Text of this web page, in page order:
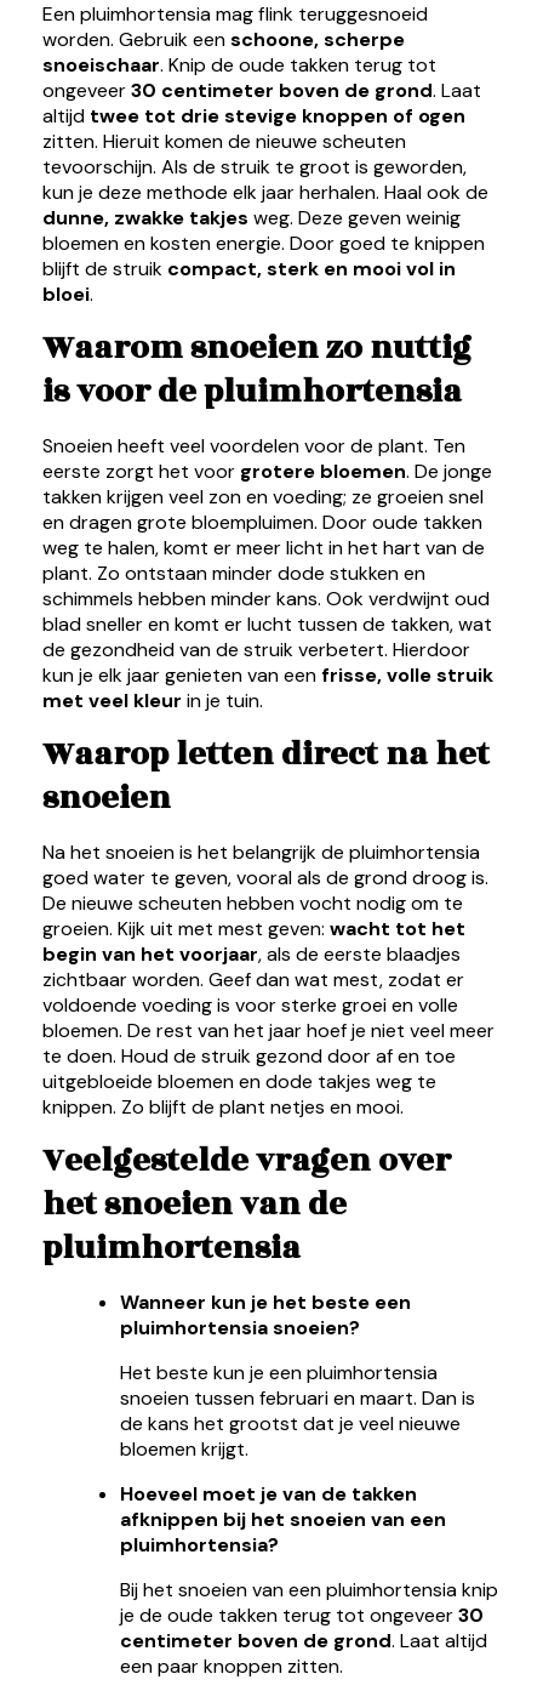
Een pluimhortensia mag flink teruggesnoeid
worden. Gebruik eenschoone, scherpe
snoeischaar. Knip de oude takken terug tot
ongeveer30 centimeter boven de grond. Laat
altijd twee tot drie stevige knoppen of ogen
zitten. Hieruit komen de nieuwe scheuten
tevoorschijn. Als de struik te groot is geworden,
kun je deze methode elk jaar herhalen. Haal ook de
dunne, zwakke takjes weg. Deze geven weinig
bloemen en kosten energie. Door goed te knippen
blijft de struik compact, sterk en mooi vol in
bloei.
Waarom snoeien zo nuttig
is voor de pluimhortensia
Snoeien heeft veel voordelen voor de plant. Ten
eerste zorgt het voor grotere bloemen. De jonge
takken krijgen veel zon en voeding; ze groeien snel
en dragen grote bloempluimen. Door oude takken
weg te halen, komt er meer licht in het hart van de
plant. Zo ontstaan minder dode stukken en
schimmels hebben minder kans. Ook verdwijnt oud
blad sneller en komt er lucht tussen de takken, wat
de gezondheid van de struik verbetert. Hierdoor
kun je elk jaar genieten van eenfrisse, volle struik
met veel kleur in je tuin.
Waarop letten direct na het
snoeien
Na het snoeien is het belangrijk de pluimhortensia
goed water te geven, vooral als de grond droog is.
De nieuwe scheuten hebben vocht nodig om te
groeien. Kijk uit met mest geven: wacht tot het
begin van het voorjaar, als de eerste blaadjes
zichtbaar worden. Geef dan wat mest, zodat er
voldoende voeding is voor sterke groei en volle
bloemen. De rest van het jaar hoef je niet veel meer
te doen. Houd de struik gezond door af en toe
uitgebloeide bloemen en dode takjes weg te
knippen. Zo blijft de plant netjes en mooi.
Veelgestelde vragen over
het snoeien van de
pluimhortensia
Wanneer kun je het beste een
pluimhortensia snoeien?
Het beste kun je een pluimhortensia
snoeien tussen februari en maart. Dan is
de kans het grootst dat je veel nieuwe
bloemen krijgt.
Hoeveel moet je van de takken
afknippen bij het snoeien van een
pluimhortensia?
Bij het snoeien van een pluimhortensia knip
je de oude takken terug tot ongeveer30
centimeter boven de grond. Laat altijd
een paar knoppen zitten.